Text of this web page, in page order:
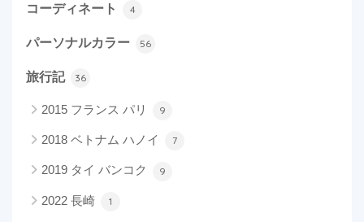
コーディネート 4
パーソナルカラー 56
旅行記 36
2015 フランス パリ 9
2018 ベトナム ハノイ 7
2019 タイ バンコク 9
2022 長崎 1